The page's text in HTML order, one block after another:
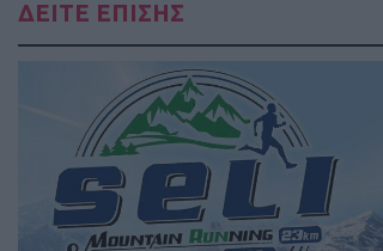
ΔΕΙΤΕ ΕΠΙΣΗΣ